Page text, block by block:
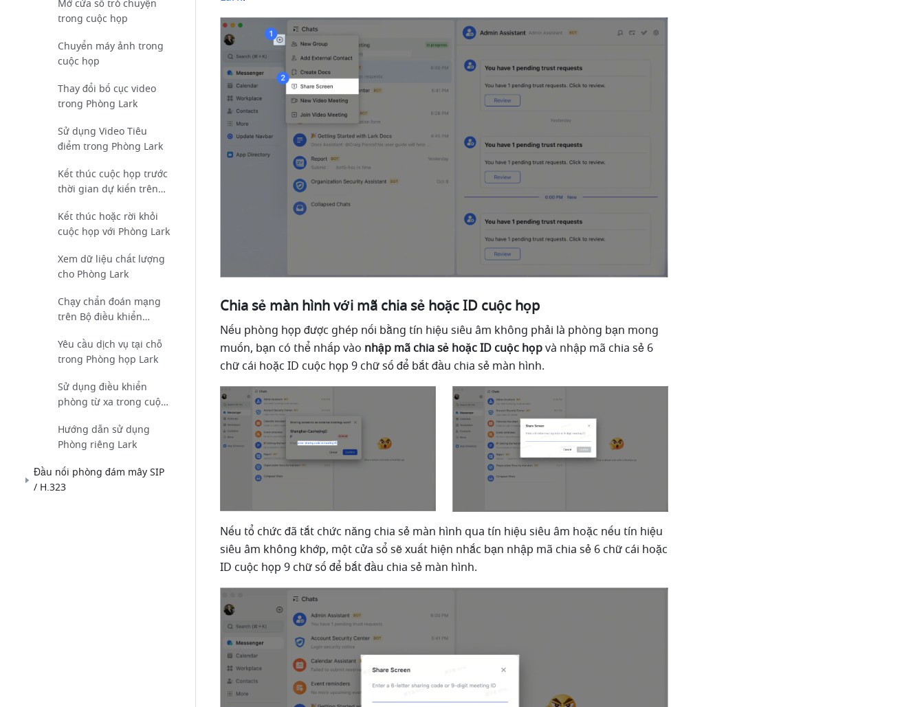
Mở cửa sổ trò chuyện
trong cuộc họp
Chuyển máy ảnh trong
cuộc họp
Thay đổi bố cục video
trong Phòng Lark
Sử dụng Video Tiêu
điểm trong Phòng Lark
Kết thúc cuộc họp trước
thời gian dự kiến trên
Kết thúc hoặc rời khỏi
cuộc họp với Phòng Lark
Xem dữ liệu chất lượng
cho Phòng Lark
Chạy chẩn đoán mạng
trên Bộ điều khiển
Màn hình hiển thị
Phòng họp Lark
Yêu cầu dịch vụ tại chỗ
trong Phòng họp Lark
Sử dụng điều khiển
phòng từ xa trong cuộc
Hướng dẫn sử dụng
Phòng riêng Lark
Đầu nối phòng đám mây SIP
/ H.323
Chia sẻ màn hình với mã chia sẻ hoặc ID cuộc họp
Nếu phòng họp được ghép nối bằng tín hiệu siêu âm không phải là phòng bạn mong
muốn, bạn có thể nhấp vào nhập mã chia sẻ hoặc ID cuộc họp và nhập mã chia sẻ 6
chữ cái hoặc ID cuộc họp 9 chữ số để bắt đầu chia sẻ màn hình.
Nếu tổ chức đã tắt chức năng chia sẻ màn hình qua tín hiệu siêu âm hoặc nếu tín hiệu
siêu âm không khớp, một cửa sổ sẽ xuất hiện nhắc bạn nhập mã chia sẻ 6 chữ cái hoặc
ID cuộc họp 9 chữ số để bắt đầu chia sẻ màn hình.